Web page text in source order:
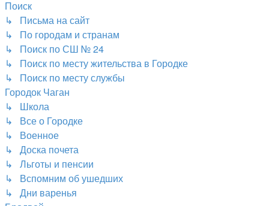
Поиск
↳ Письма на сайт
↳ По городам и странам
↳ Поиск по СШ № 24
↳ Поиск по месту жительства в Городке
↳ Поиск по месту службы
Городок Чаган
↳ Школа
↳ Все о Городке
↳ Военное
↳ Доска почета
↳ Льготы и пенсии
↳ Вспомним об ушедших
↳ Дни варенья